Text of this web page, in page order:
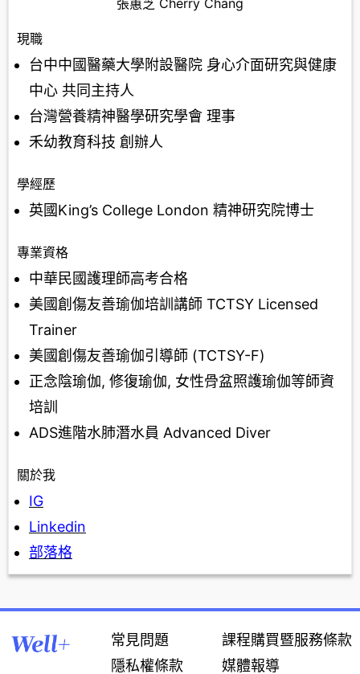
現職
台中中國醫藥大學附設醫院 身心介面研究與健康
中心 共同主持人
台灣營養精神醫學研究學會 理事
禾幼教育科技 創辦人
學經歷
英國King’s College London 精神研究院博士
專業資格
中華民國護理師高考合格
美國創傷友善瑜伽培訓講師 TCTSY Licensed
Trainer
美國創傷友善瑜伽引導師 (TCTSY-F)
正念陰瑜伽, 修復瑜伽, 女性骨盆照護瑜伽等師資
培訓
ADS進階水肺潛水員 Advanced Diver
關於我
IG
Linkedin
部落格
常見問題
隱私權條款
課程購買暨服務條款
媒體報導